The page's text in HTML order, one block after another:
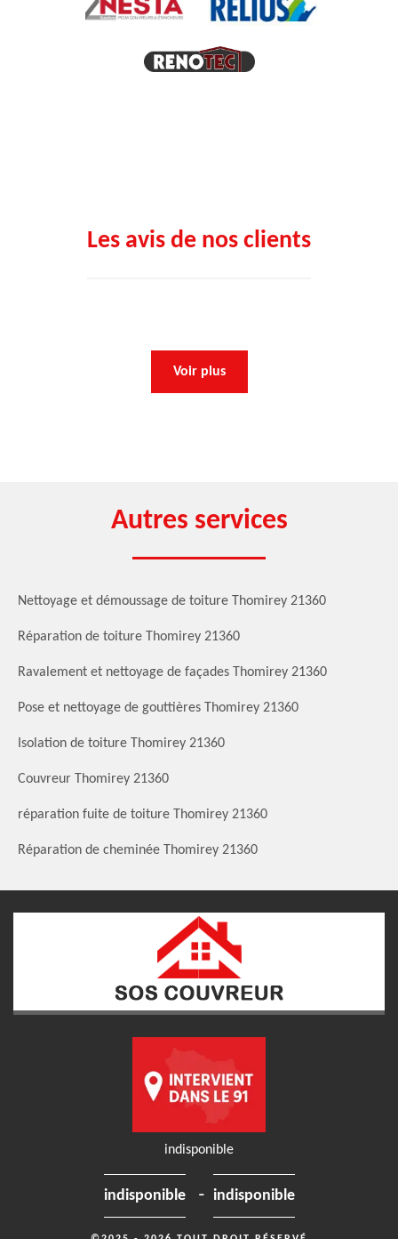
Les avis de nos clients
Voir plus
Autres services
Nettoyage et démoussage de toiture Thomirey 21360
Réparation de toiture Thomirey 21360
Ravalement et nettoyage de façades Thomirey 21360
Pose et nettoyage de gouttières Thomirey 21360
Isolation de toiture Thomirey 21360
Couvreur Thomirey 21360
réparation fuite de toiture Thomirey 21360
Réparation de cheminée Thomirey 21360
indisponible
indisponible - indisponible